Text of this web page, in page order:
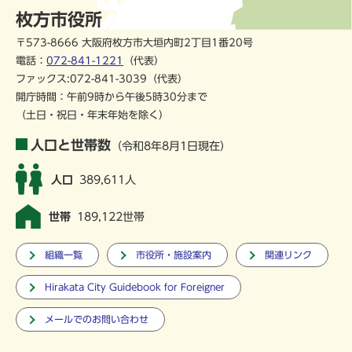
枚方市役所
〒573-8666 大阪府枚方市大垣内町2丁目1番20号
電話： 072-841-1221
（代表）
ファックス:072-841-3039（代表）
開庁時間：午前9時から午後5時30分まで
（土日・祝日・年末年始を除く）
人口と世帯数 （令和8年8月1日現在）
人口 389,611人
世帯 189,122世帯
組織一覧 市役所・施設案内 関連リンク
Hirakata City Guidebook for Foreigner
メールでのお問い合わせ